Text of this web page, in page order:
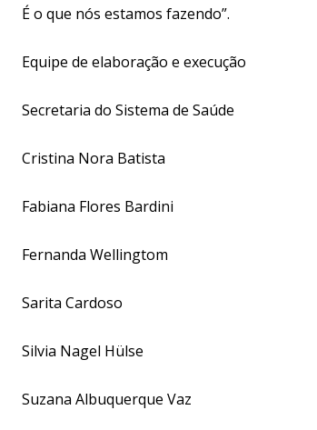
É o que nós estamos fazendo”.
Equipe de elaboração e execução
Secretaria do Sistema de Saúde
Cristina Nora Batista
Fabiana Flores Bardini
Fernanda Wellingtom
Sarita Cardoso
Silvia Nagel Hülse
Suzana Albuquerque Vaz